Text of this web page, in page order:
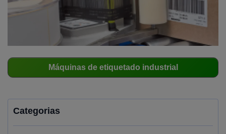
Máquinas de etiquetado industrial
Categorias